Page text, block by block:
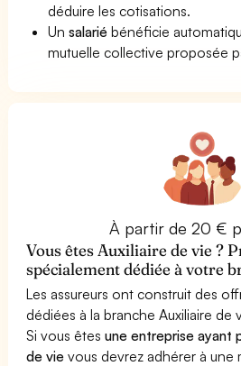
déduire les cotisations.
Unsalarié bénéficie
mutuelle collective proposée
À partir de 20 €
Vous êtes Auxiliaire de vie ?
spécialement dédiée à votre
Les assureurs ont construit des
dédiées à la branche Auxiliaire de
Si vous êtesune entreprise ayant
de vie vous devrez adhérer à une